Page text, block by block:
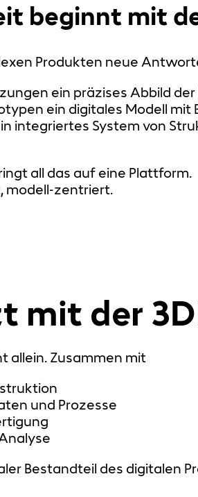
beginnt mit
Produkten neue
ein präzises Abbild der
ein digitales Modell mit
integriertes System von
all das auf eine Plattform.
modell-zentriert.
mit der
allein. Zusammen mit
und Prozesse
Analyse
Bestandteil des digitalen